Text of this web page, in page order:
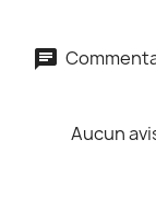
Aucun